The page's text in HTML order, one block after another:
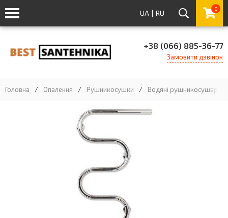
UA | RU 0
+38 (066) 885-36-77
Замовити дзвінок
Головна / Опалення / Рушникосушки / Водяні рушникосушарки